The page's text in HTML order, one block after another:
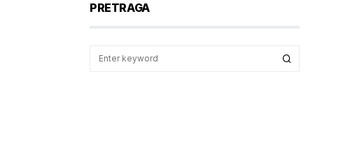
PRETRAGA